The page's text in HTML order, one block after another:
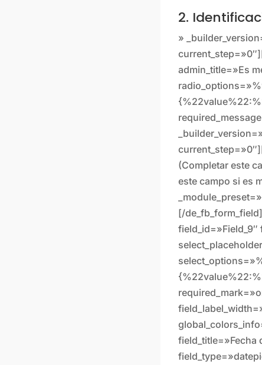
2.
»
admin_title=»Es
(Completar este
este campo si es
[/
field_title=»Fecha